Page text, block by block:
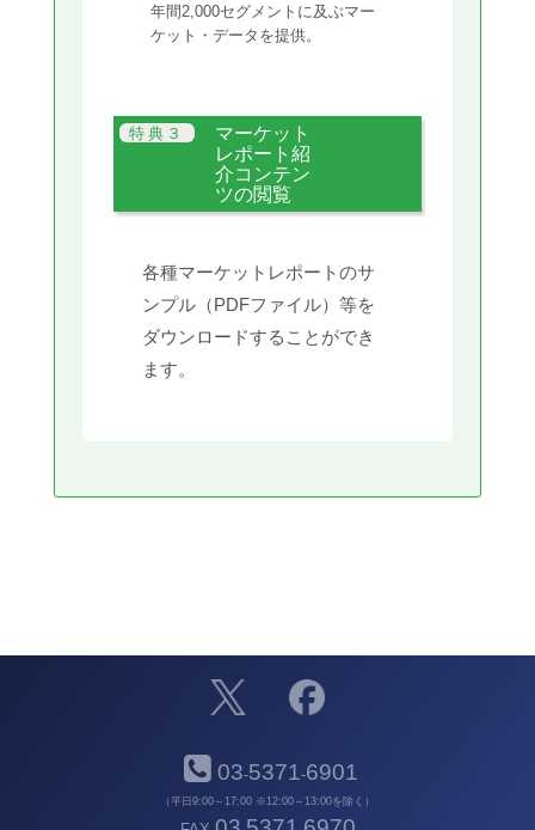
年間2,000セグメントに及ぶマー
ケット・データを提供。
マーケット
レポート紹
介コンテン
ツの閲覧
各種マーケットレポートのサ
ンプル（PDFファイル）等を
ダウンロードすることができ
ます。
03-5371-6901
（平日9:00～17:00 ※12:00～13:00を除く）